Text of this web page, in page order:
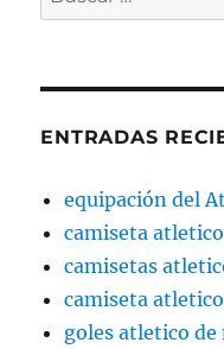
por:
ENTRADAS
equipación del
camiseta
camisetas
camiseta
goles atletico de